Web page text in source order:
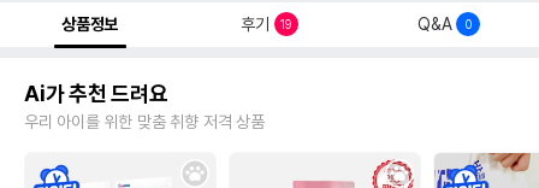
상품정보 후기 19 Q&A 0
Ai가 추천 드려요
우리 아이를 위한 맞춤 취향 저격 상품